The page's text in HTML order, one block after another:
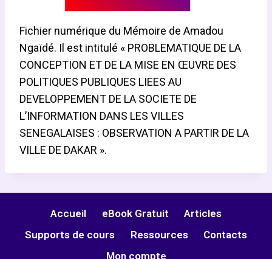
Fichier numérique du Mémoire de Amadou
Ngaïdé. Il est intitulé « PROBLEMATIQUE DE LA
CONCEPTION ET DE LA MISE EN ŒUVRE DES
POLITIQUES PUBLIQUES LIEES AU
DEVELOPPEMENT DE LA SOCIETE DE
L’INFORMATION DANS LES VILLES
SENEGALAISES : OBSERVATION A PARTIR DE LA
VILLE DE DAKAR ».
Accueil eBook Gratuit
Articles
Supports de cours
Ressources
Contacts
Mon compte